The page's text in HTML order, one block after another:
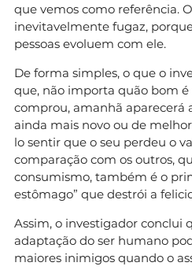
que vemos como referência.
inevitavelmente fugaz,
pessoas evoluem com ele.
De forma simples, o que o
que, não importa quão bom é
comprou, amanhã aparecerá
ainda mais novo ou de
lo sentir que o seu perdeu o
comparação com os outros,
consumismo, também é o
estômago” que destrói a
Assim, o investigador conclui
adaptação do ser humano
maiores inimigos quando o